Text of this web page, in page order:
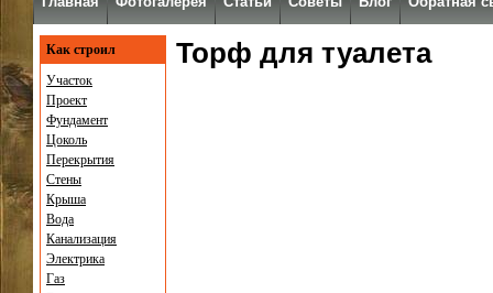
Торф для туалета
Как строил
Участок
Проект
Фундамент
Цоколь
Перекрытия
Стены
Крыша
Вода
Канализация
Электрика
Газ